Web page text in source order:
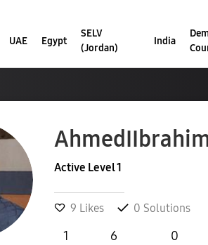
UAE Egypt
SELV
(Jordan)
India
Active Level 1
9 Likes 0 Solutions
1 6 0